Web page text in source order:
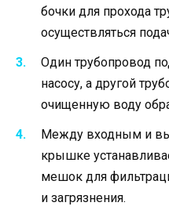
бочки для прохода
осуществляться
Один трубопровод
насосу, а другой
очищенную воду
Между входным и
крышке
мешок для
и загрязнения.